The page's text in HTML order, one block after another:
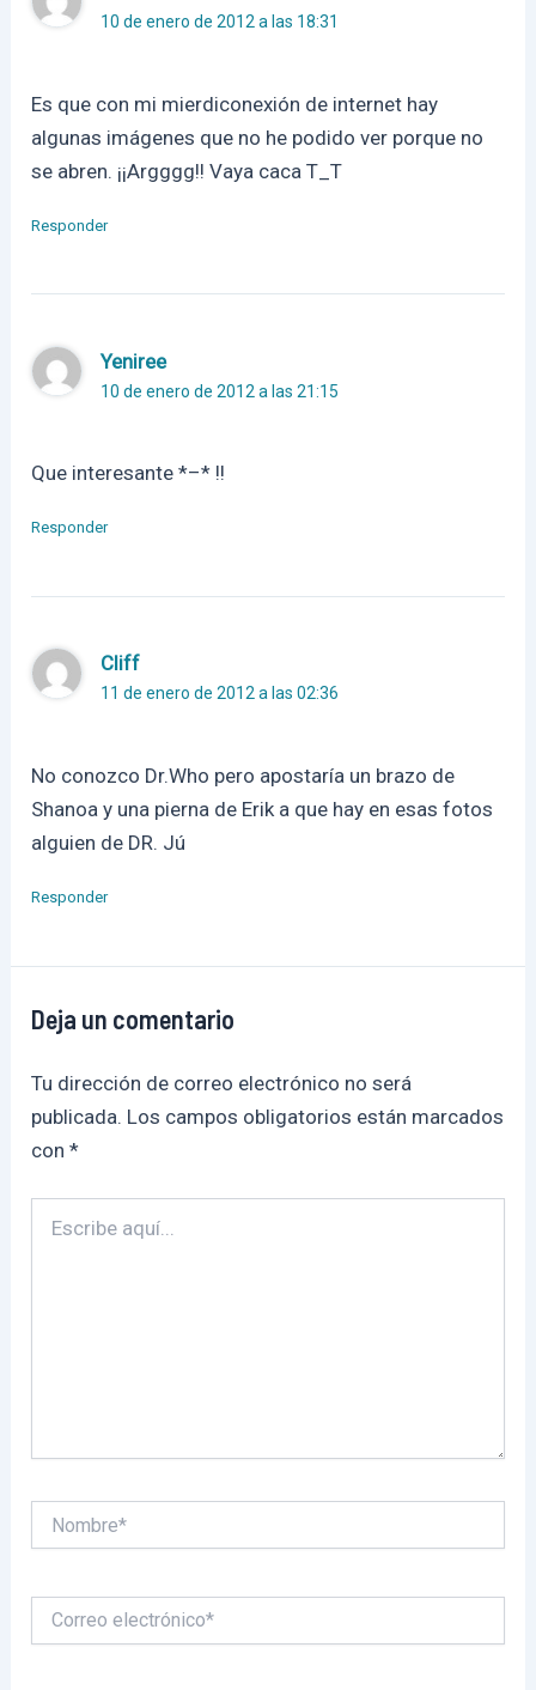
10 de enero de 2012 a las 18:31
Es que con mi mierdiconexión de internet hay
algunas imágenes que no he podido ver porque no
se abren. ¡¡Argggg!! Vaya caca T_T
Responder
Yeniree
10 de enero de 2012 a las 21:15
Que interesante *–* !!
Responder
Cliff
11 de enero de 2012 a las 02:36
No conozco Dr.Who pero apostaría un brazo de
Shanoa y una pierna de Erik a que hay en esas fotos
alguien de DR. Jú
Responder
Deja un comentario
Tu dirección de correo electrónico no será
publicada. Los campos obligatorios están marcados
con*
aquí...
electrónico*